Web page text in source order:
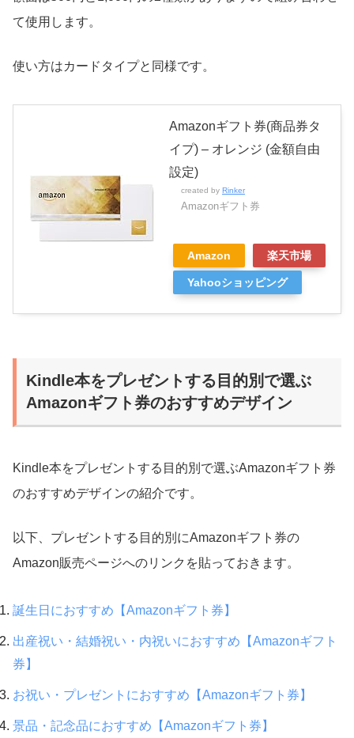
て使用します。
使い方はカードタイプと同様です。
Amazonギフト券(商品券タ
イプ) – オレンジ (金額自由
設定)
created by Rinker
Amazonギフト券
Amazon 楽天市場
Yahooショッピング
Kindle本をプレゼントする目的別で選ぶ
Amazonギフト券のおすすめデザイン
Kindle本をプレゼントする目的別で選ぶAmazonギフト券
のおすすめデザインの紹介です。
以下、プレゼントする目的別にAmazonギフト券の
Amazon販売ページへのリンクを貼っておきます。
誕生日におすすめ【Amazonギフト券】
出産祝い・結婚祝い・内祝いにおすすめ【Amazonギフト
券】
お祝い・プレゼントにおすすめ【Amazonギフト券】
景品・記念品におすすめ【Amazonギフト券】